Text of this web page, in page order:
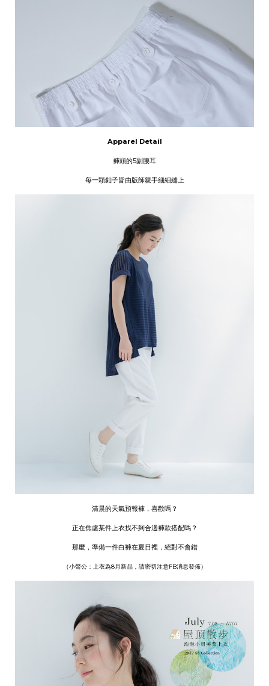
Apparel Detail
褲頭的5副腰耳
每一顆釦子皆由版師親手細細縫上
清晨的天氣預報褲，喜歡嗎？
正在焦慮某件上衣找不到合適褲款搭配嗎？
那麼，準備一件白褲在夏日裡，絕對不會錯
（小聲公：上衣為8月新品，請密切注意FB消息發佈）